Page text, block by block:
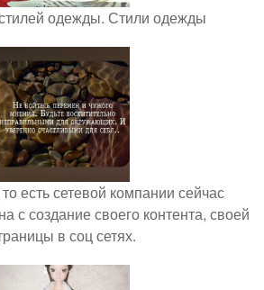
одежды. Стили одежды
есть сетевой компании сейчас
с создание своего контента, своей
в соц сетях.